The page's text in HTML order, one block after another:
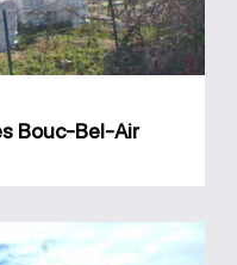
Bouc-Bel-Air